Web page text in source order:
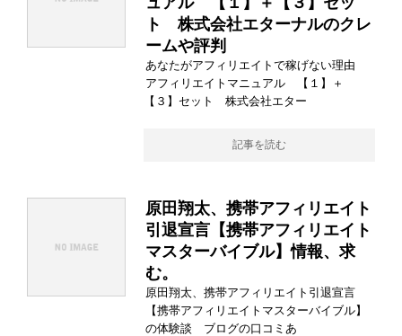
ト 株式会社エターナルのクレ
ームや評判
あなたがアフィリエイトで稼げない理由
アフィリエイトマニュアル 【１】＋
【３】セット 株式会社エター
記事を読む
原田翔太、携帯アフィリエイト
引退宣言【携帯アフィリエイト
マスターバイブル】情報、求
む。
原田翔太、携帯アフィリエイト引退宣言
【携帯アフィリエイトマスターバイブル】
の体験談 ブログの口コミあ